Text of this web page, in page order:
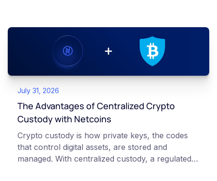
July 31, 2026
The Advantages of Centralized Crypto
Custody with Netcoins
Crypto custody is how private keys, the codes
that control digital assets, are stored and
managed. With centralized custody, a regulated